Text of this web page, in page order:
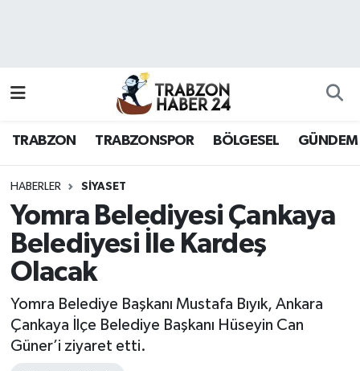
TRABZON TRABZONSPOR BÖLGESEL GÜNDEM
HABERLER SİYASET
Yomra Belediyesi Çankaya
Belediyesi İle Kardeş
Olacak
Yomra Belediye Başkanı Mustafa Bıyık, Ankara
Çankaya İlçe Belediye Başkanı Hüseyin Can
Güner’i ziyaret etti.
Hava Durumu
Namaz Vakitleri
Trafik Durumu
Süper Lig Puan Durumu ve Fikstür
Tüm Manşetler
Son Dakika Haberleri
Haber Arşivi